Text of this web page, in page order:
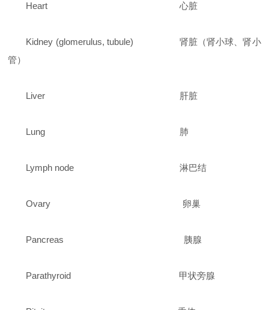
Heart 心脏
Kidney (glomerulus, tubule) 肾脏（肾小球、肾小
管）
Liver 肝脏
Lung 肺
Lymph node 淋巴结
Ovary 卵巢
Pancreas 胰腺
Parathyroid 甲状旁腺